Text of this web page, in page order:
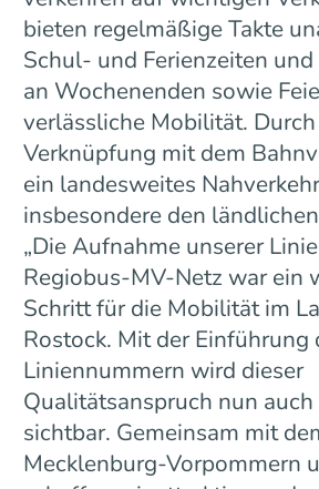
bieten regelmäßige Takte
Schul- und Ferienzeiten
an Wochenenden sowie
verlässliche Mobilität.
Verknüpfung mit dem
ein landesweites
insbesondere den
„Die Aufnahme unserer
Regiobus-MV-Netz war ein
Schritt für die Mobilität im
Rostock. Mit der Einführung
Liniennummern wird dieser
Qualitätsanspruch nun
sichtbar. Gemeinsam mit
Mecklenburg-Vorpommern